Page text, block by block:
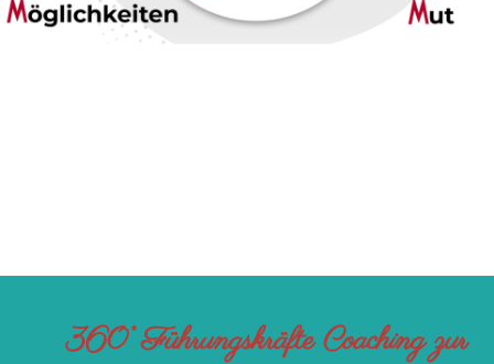
360° Führungskräfte Coaching zur